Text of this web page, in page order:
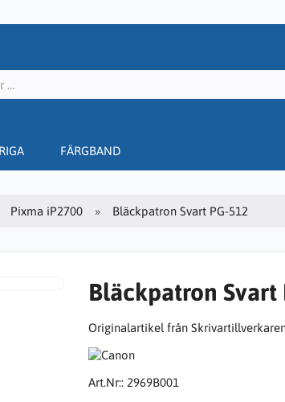
FÄRGBAND
Pixma iP2700 Bläckpatron Svart PG-512
Bläckpatron Svart
Originalartikel från
Art.Nr:: 2969B001